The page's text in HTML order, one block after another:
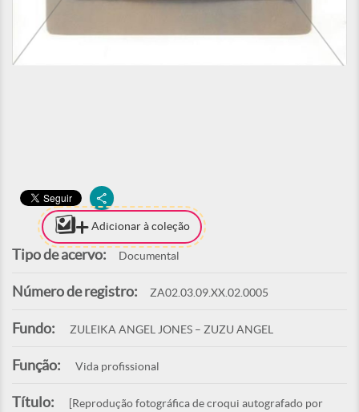
Adicionar à coleção
Tipo de acervo: Documental
Número de registro: ZA02.03.09.XX.02.0005
Fundo: ZULEIKA ANGEL JONES – ZUZU ANGEL
Função: Vida profissional
Título:
[Reprodução fotográfica de croqui autografado por